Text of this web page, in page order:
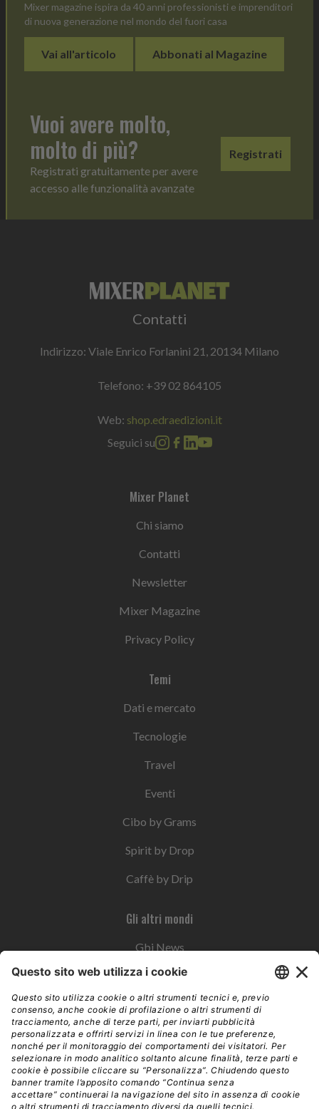
Mixer magazine ispira da 40 anni professionisti e imprenditori
di nuova generazione nel mondo del fuori casa
Vai all'articolo Abbonati al Magazine
Vuoi avere molto,
molto di più?
Registrati gratuitamente per avere
accesso alle funzionalità avanzate
Registrati
Contatti
Indirizzo: Viale Enrico Forlanini 21, 20134 Milano
Telefono: +39 02 864105
Web: shop.edraedizioni.it
Seguici su
Mixer Planet
Chi siamo
Contatti
Newsletter
Mixer Magazine
Privacy Policy
Temi
Dati e mercato
Tecnologie
Travel
Eventi
Cibo by Grams
Spirit by Drop
Caffè by Drip
Gli altri mondi
Gbi News
Instoremag
Esplora il gruppo
Edra Edizioni
Edizioni LSWR
LSWR Group